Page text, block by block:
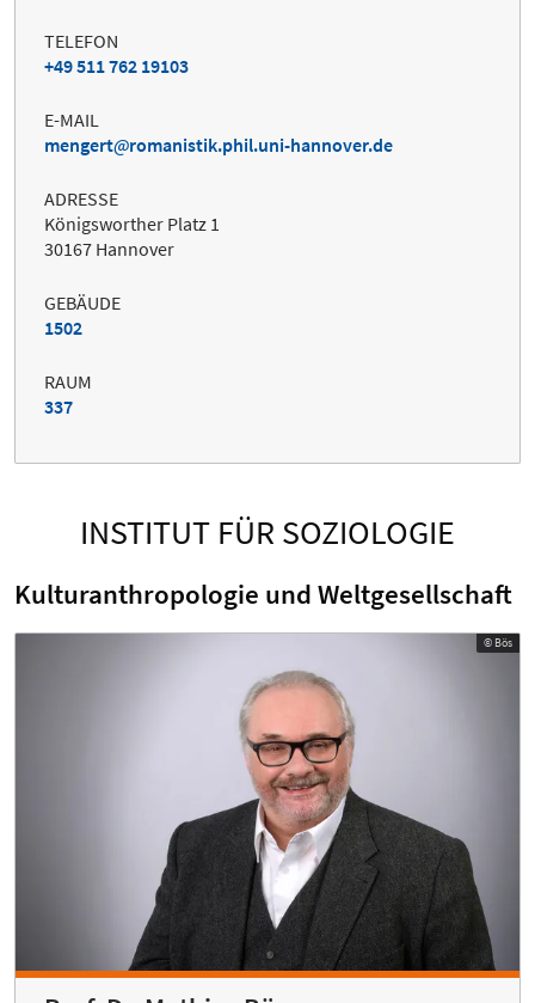
TELEFON
+49 511 762 19103
E-MAIL
mengert
romanistik.phil.uni-hannover.de
ADRESSE
Königsworther Platz 1
30167 Hannover
GEBÄUDE
1502
RAUM
337
INSTITUT FÜR SOZIOLOGIE
Kulturanthropologie und Weltgesellschaft
© Bös